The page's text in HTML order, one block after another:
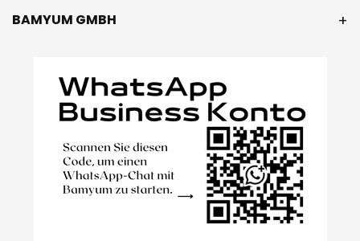
BAMYUM GMBH